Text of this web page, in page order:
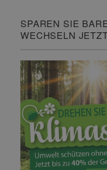
SPAREN SIE
WECHSELN